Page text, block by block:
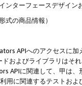
ンターフェースデザイ
式の商品情報）
APIへのアクセスに
およびライブラリはそ
APIに関連して、甲は
用に関連するテストお